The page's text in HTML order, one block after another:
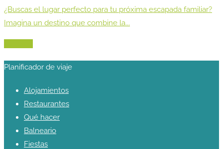
¿Buscas el lugar perfecto para tu próxima escapada familiar?
Imagina un destino que combine la...
Planificador de viaje
Alojamientos
Restaurantes
Qué hacer
Balneario
Fiestas